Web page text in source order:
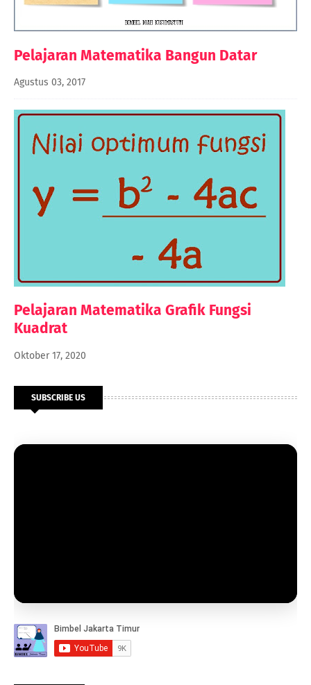
Pelajaran Matematika Bangun Datar
Agustus 03, 2017
Pelajaran Matematika Grafik Fungsi
Kuadrat
Oktober 17, 2020
SUBSCRIBE US